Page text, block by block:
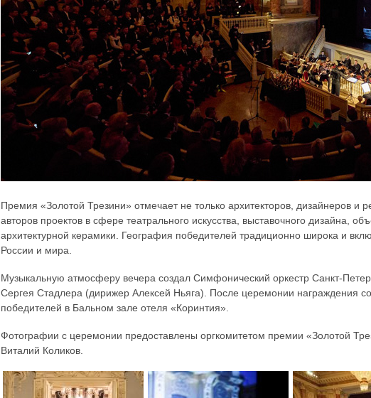
Премия «Золотой Трезини» отмечает не только архитекторов, дизайнеров и
авторов проектов в сфере театрального искусства, выставочного дизайна,
архитектурной керамики. География победителей традиционно широка и
России и мира.
Музыкальную атмосферу вечера создал Симфонический оркестр Санкт-
Сергея Стадлера (дирижер Алексей Ньяга). После церемонии награждения
победителей в Бальном зале отеля «Коринтия».
Фотографии с церемонии предоставлены оргкомитетом премии «Золотой
Виталий Коликов.